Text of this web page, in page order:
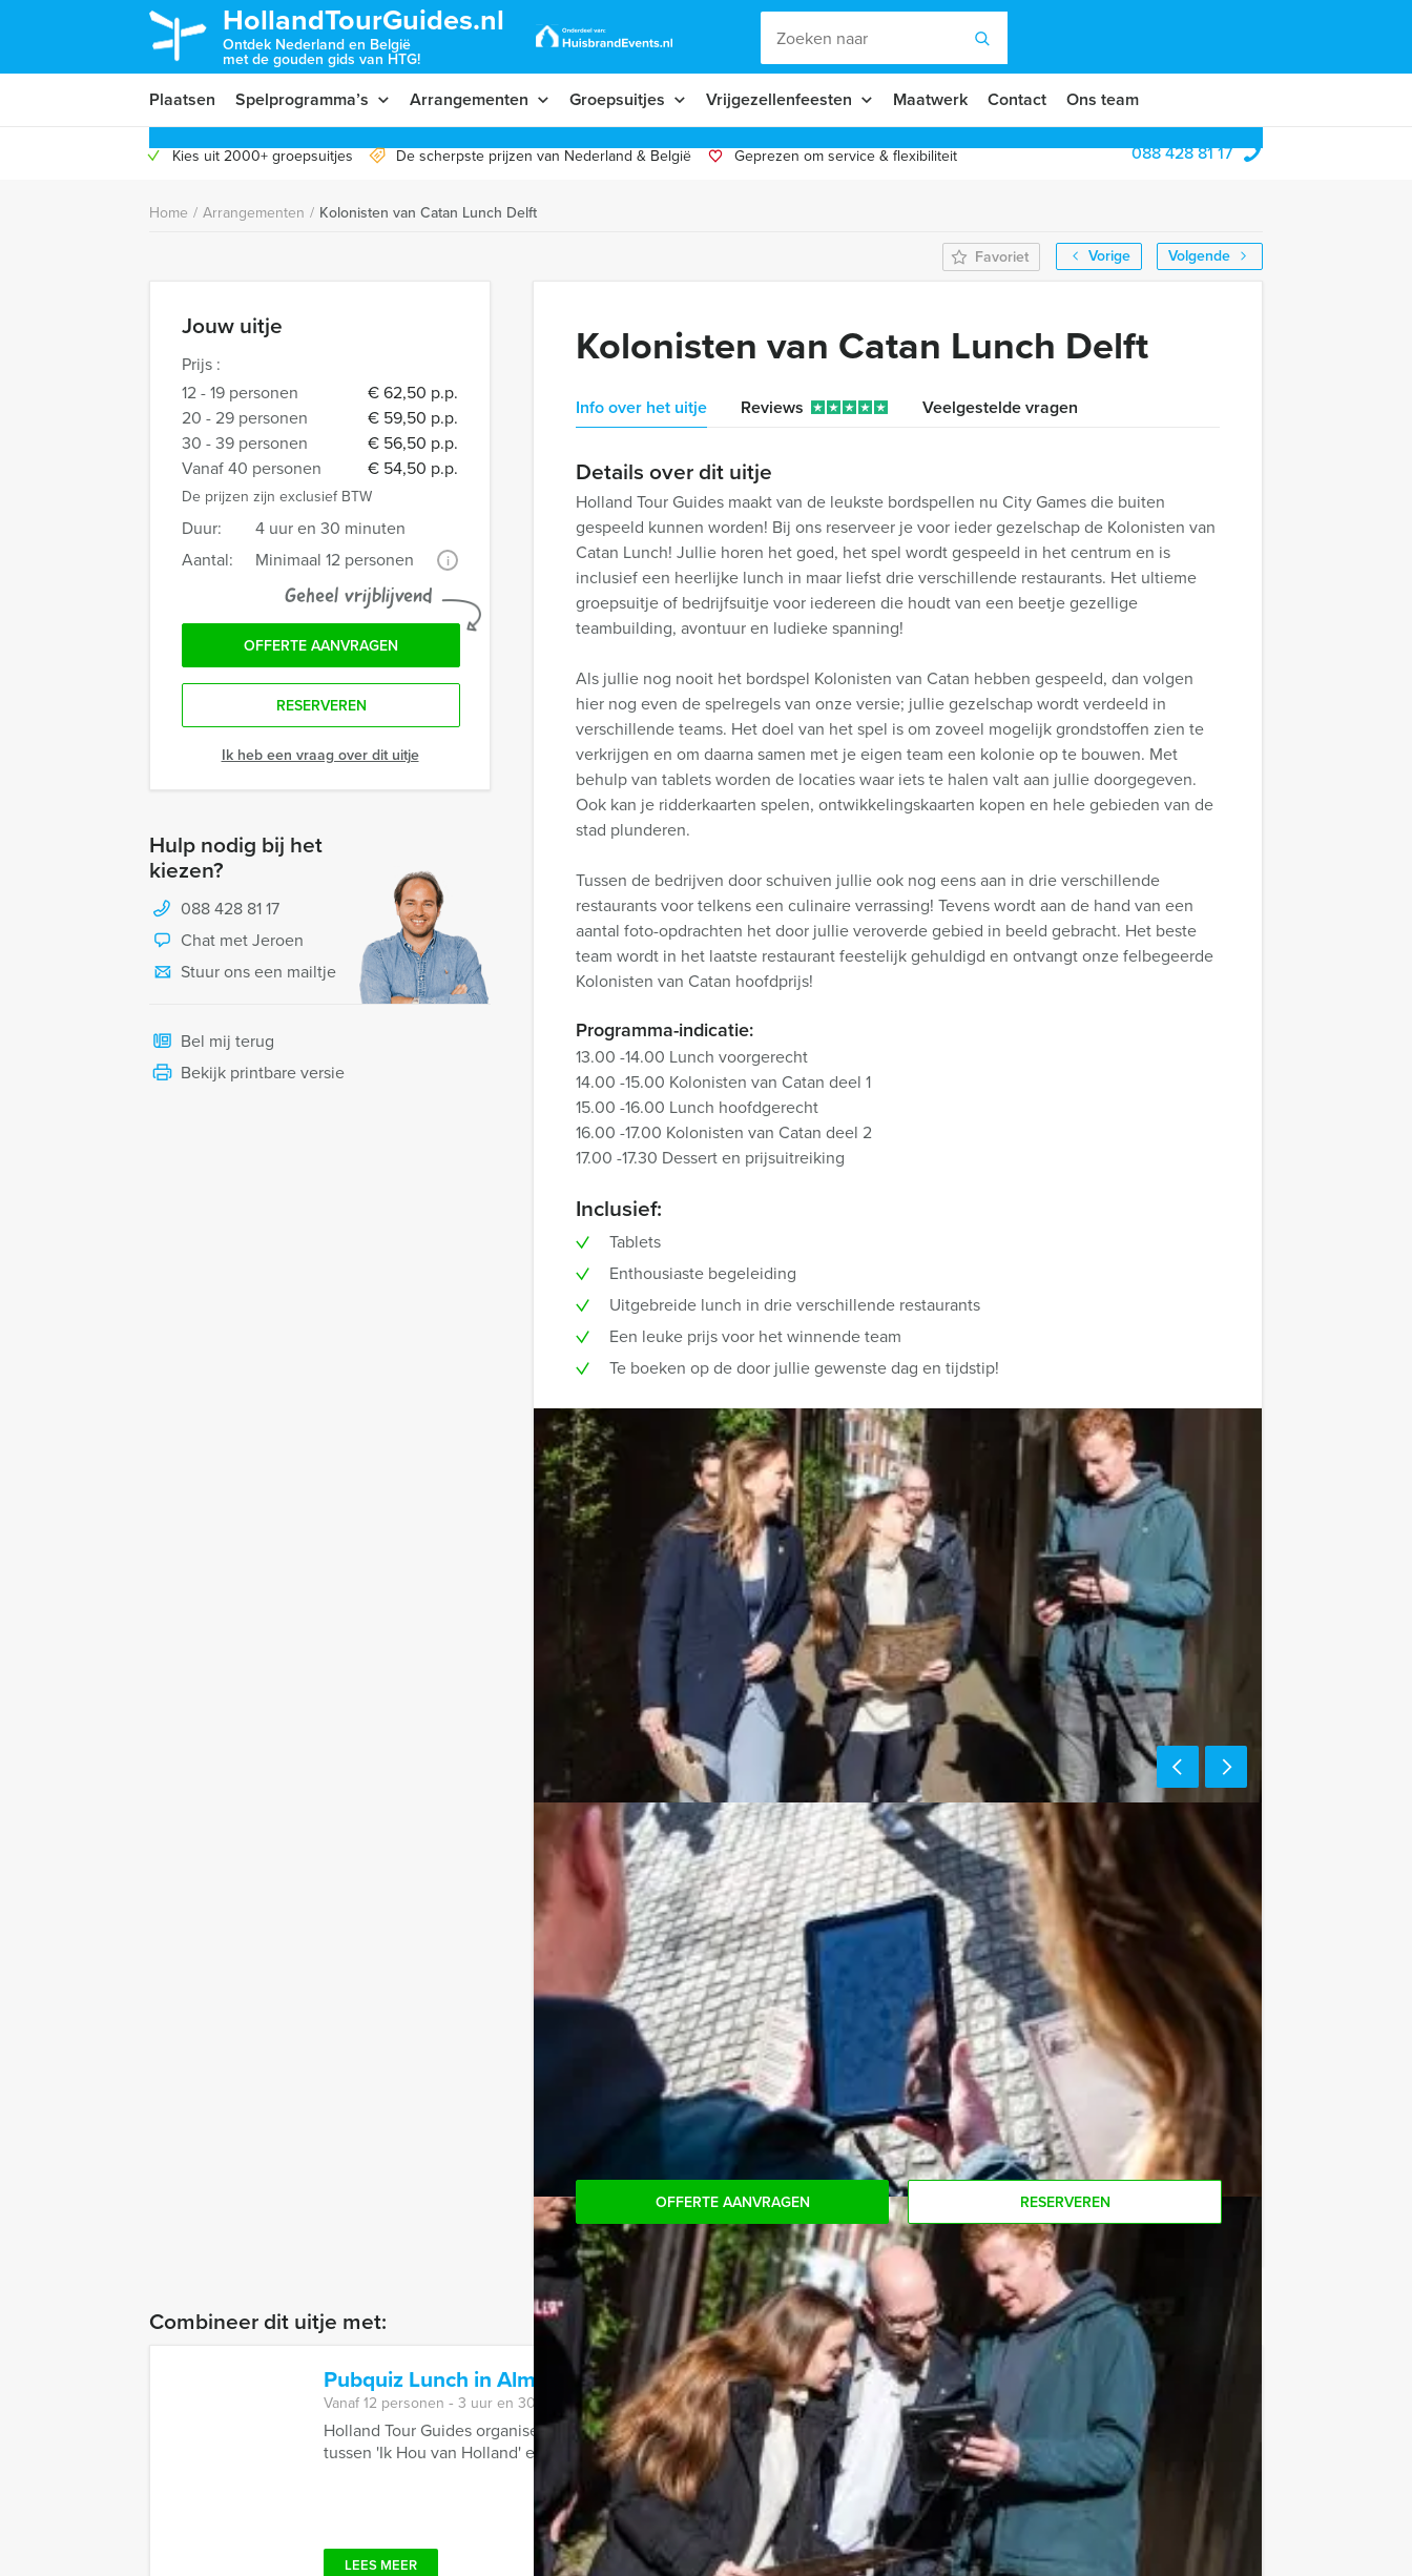
HollandTourGuides.nl
Ontdek Nederland en België
met de gouden gids van HTG!
Plaatsen Spelprogramma’s Arrangementen Groepsuitjes Vrijgezellenfeesten Maatwerk Contact Ons team
Kies uit 2000+ groepsuitjes De scherpste prijzen van Nederland & België Geprezen om service & flexibiliteit 088 428 81 17
Home / Arrangementen / Kolonisten van Catan Lunch Delft
Vorige
Volgende
Favoriet
Jouw uitje
Prijs :
12 - 19 personen
€ 62,50 p.p.
20 - 29 personen
€ 59,50 p.p.
30 - 39 personen
€ 56,50 p.p.
Vanaf 40 personen
€ 54,50 p.p.
De prijzen zijn exclusief BTW
Duur:
4 uur en 30 minuten
Aantal:
Minimaal 12 personen i
Geheel vrijblijvend
OFFERTE AANVRAGEN
RESERVEREN
Ik heb een vraag over dit uitje
Hulp nodig bij het
kiezen?
088 428 81 17
Chat met Jeroen
Stuur ons een mailtje
Bel mij terug
Bekijk printbare versie
Kolonisten van Catan Lunch Delft
Info over het uitje Reviews Veelgestelde vragen
Details over dit uitje
Holland Tour Guides maakt van de leukste bordspellen nu City Games die buiten
gespeeld kunnen worden! Bij ons reserveer je voor ieder gezelschap de Kolonisten van
Catan Lunch! Jullie horen het goed, het spel wordt gespeeld in het centrum en is
inclusief een heerlijke lunch in maar liefst drie verschillende restaurants. Het ultieme
groepsuitje of bedrijfsuitje voor iedereen die houdt van een beetje gezellige
teambuilding, avontuur en ludieke spanning!
Als jullie nog nooit het bordspel Kolonisten van Catan hebben gespeeld, dan volgen
hier nog even de spelregels van onze versie; jullie gezelschap wordt verdeeld in
verschillende teams. Het doel van het spel is om zoveel mogelijk grondstoffen zien te
verkrijgen en om daarna samen met je eigen team een kolonie op te bouwen. Met
behulp van tablets worden de locaties waar iets te halen valt aan jullie doorgegeven.
Ook kan je ridderkaarten spelen, ontwikkelingskaarten kopen en hele gebieden van de
stad plunderen.
Tussen de bedrijven door schuiven jullie ook nog eens aan in drie verschillende
restaurants voor telkens een culinaire verrassing! Tevens wordt aan de hand van een
aantal foto-opdrachten het door jullie veroverde gebied in beeld gebracht. Het beste
team wordt in het laatste restaurant feestelijk gehuldigd en ontvangt onze felbegeerde
Kolonisten van Catan hoofdprijs!
Programma-indicatie:
13.00 -14.00 Lunch voorgerecht
14.00 -15.00 Kolonisten van Catan deel 1
15.00 -16.00 Lunch hoofdgerecht
16.00 -17.00 Kolonisten van Catan deel 2
17.00 -17.30 Dessert en prijsuitreiking
Inclusief:
Tablets
Enthousiaste begeleiding
Uitgebreide lunch in drie verschillende restaurants
Een leuke prijs voor het winnende team
Te boeken op de door jullie gewenste dag en tijdstip!
Handige Tip voor uw arrangement:
Niet telkens uw knip hoeven trekken om uw drankje af te rekenen? Voor € 13,50 per
persoon per uur (excl. BTW) kunt u gebruikmaken van het drankarrangement, waarbij u
onbeperkt kunt genieten van bier, fris, huiswijn, koffie en thee. Zo komt u ook achteraf
niet voor verrassingen te staan!
Reservering voor kleinere groepen:
Komt u niet aan het minimale aantal deelnemers voor deze quiz? Als u bereid bent voor
het minimale aantal te betalen, kunt u ook gewoon voor minder personen boeken!
OFFERTE AANVRAGEN RESERVEREN
Combineer dit uitje met:
Pubquiz Lunch in Almere
Vanaf € 54,50
Vanaf 12 personen ‐ 3 uur en 30 minuten
Holland Tour Guides organiseert de gezelligste quiz van Nederland en België! Zeg maar gerust een unieke combinatie
tussen 'Ik Hou van Holland' en 'Dit was het Nieuws' ...
LEES MEER